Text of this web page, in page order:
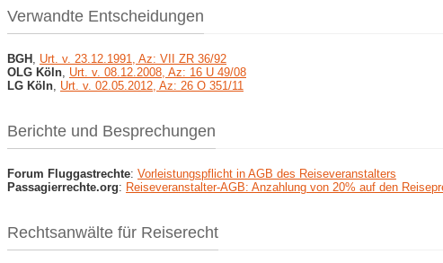
Verwandte Entscheidungen
BGH Urt. v. 23.12.1991, Az: VII ZR 36/92
OLG Köln Urt. v. 08.12.2008, Az: 16 U 49/08
LG Köln Urt. v. 02.05.2012, Az: 26 O 351/11
Berichte und Besprechungen
Forum Fluggastrechte: Vorleistungspflicht in AGB des Reiseveranstalters
Passagierrechte.org: Reiseveranstalter-AGB: Anzahlung von 20% auf den
Rechtsanwälte für Reiserecht